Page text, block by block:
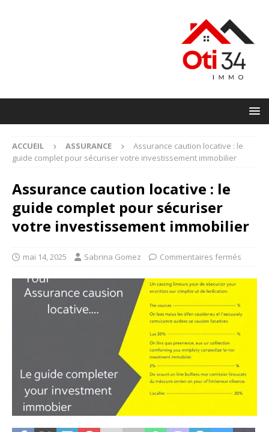
ACCUEIL ASSURANCE
Assurance caution locative : le
guide complet pour sécuriser votre investissement immobilier
Assurance caution locative : le
guide complet pour sécuriser
votre investissement immobilier
mai 14, 2025 Sabrina Gomez Commentaires fermés